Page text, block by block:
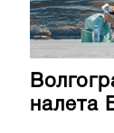
налета